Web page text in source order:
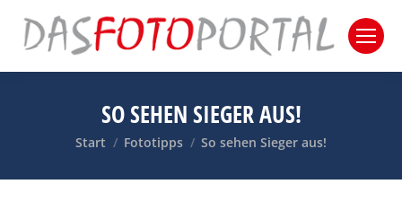
SO SEHEN SIEGER AUS!
Sie befinden sich hier:
Start Fototipps So sehen Sieger aus!